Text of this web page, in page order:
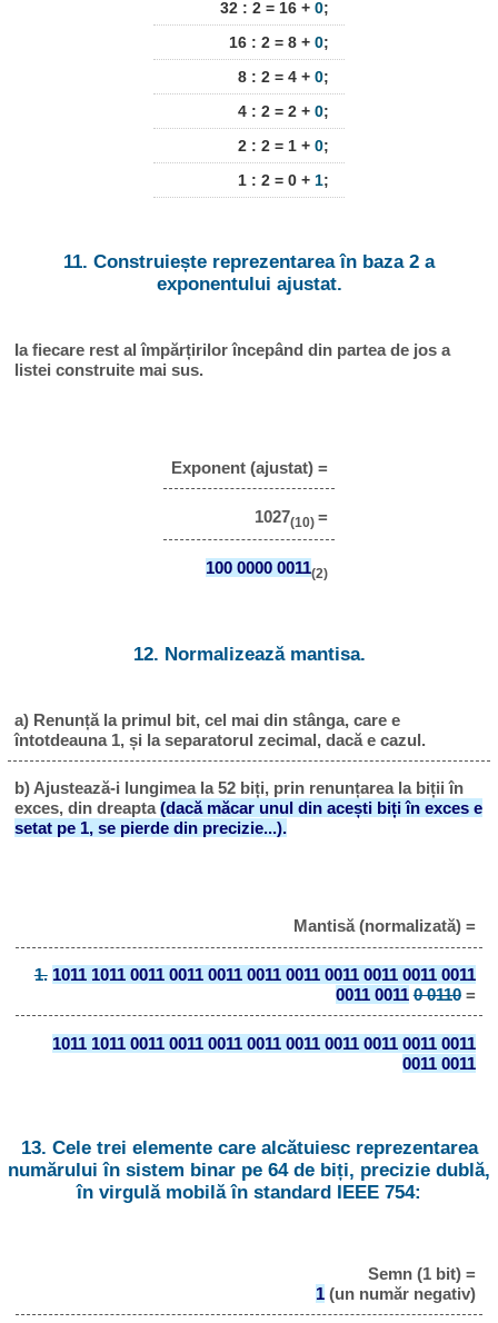
32 : 2 = 16 + 0;
16 : 2 = 8 + 0;
8 : 2 = 4 + 0;
4 : 2 = 2 + 0;
2 : 2 = 1 + 0;
1 : 2 = 0 + 1;
11. Construiește reprezentarea în baza 2 a
exponentului ajustat.
Ia fiecare rest al împărțirilor începând din partea de jos a
listei construite mai sus.
Exponent (ajustat) =
1027(10) =
100 0000 0011(2)
12. Normalizează mantisa.
a) Renunță la primul bit, cel mai din stânga, care e
întotdeauna 1, și la separatorul zecimal, dacă e cazul.
b) Ajustează-i lungimea la 52 biți, prin renunțarea la biții în
exces, din dreapta(dacă măcar unul din acești biți în exces e
setat pe 1, se pierde din precizie...).
Mantisă (normalizată) =
1. 1011 1011 0011 0011 0011 0011 0011 0011 0011 0011 0011
0011 0011 0 0110=
1011 1011 0011 0011 0011 0011 0011 0011 0011 0011 0011
0011 0011
13. Cele trei elemente care alcătuiesc reprezentarea
numărului în sistem binar pe 64 de biți, precizie dublă,
în virgulă mobilă în standard IEEE 754:
Semn (1 bit) =
1(un număr negativ)